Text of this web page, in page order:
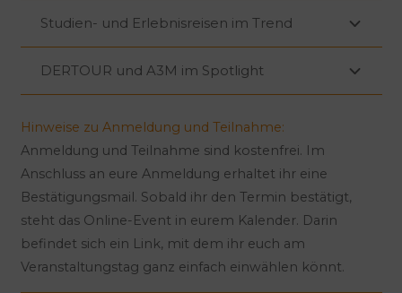
Studien- und Erlebnisreisen im Trend
DERTOUR und A3M im Spotlight
Hinweise zu Anmeldung und Teilnahme:
Anmeldung und Teilnahme sind kostenfrei. Im
Anschluss an eure Anmeldung erhaltet ihr eine
Bestätigungsmail. Sobald ihr den Termin bestätigt,
steht das Online-Event in eurem Kalender. Darin
befindet sich ein Link, mit dem ihr euch am
Veranstaltungstag ganz einfach einwählen könnt.